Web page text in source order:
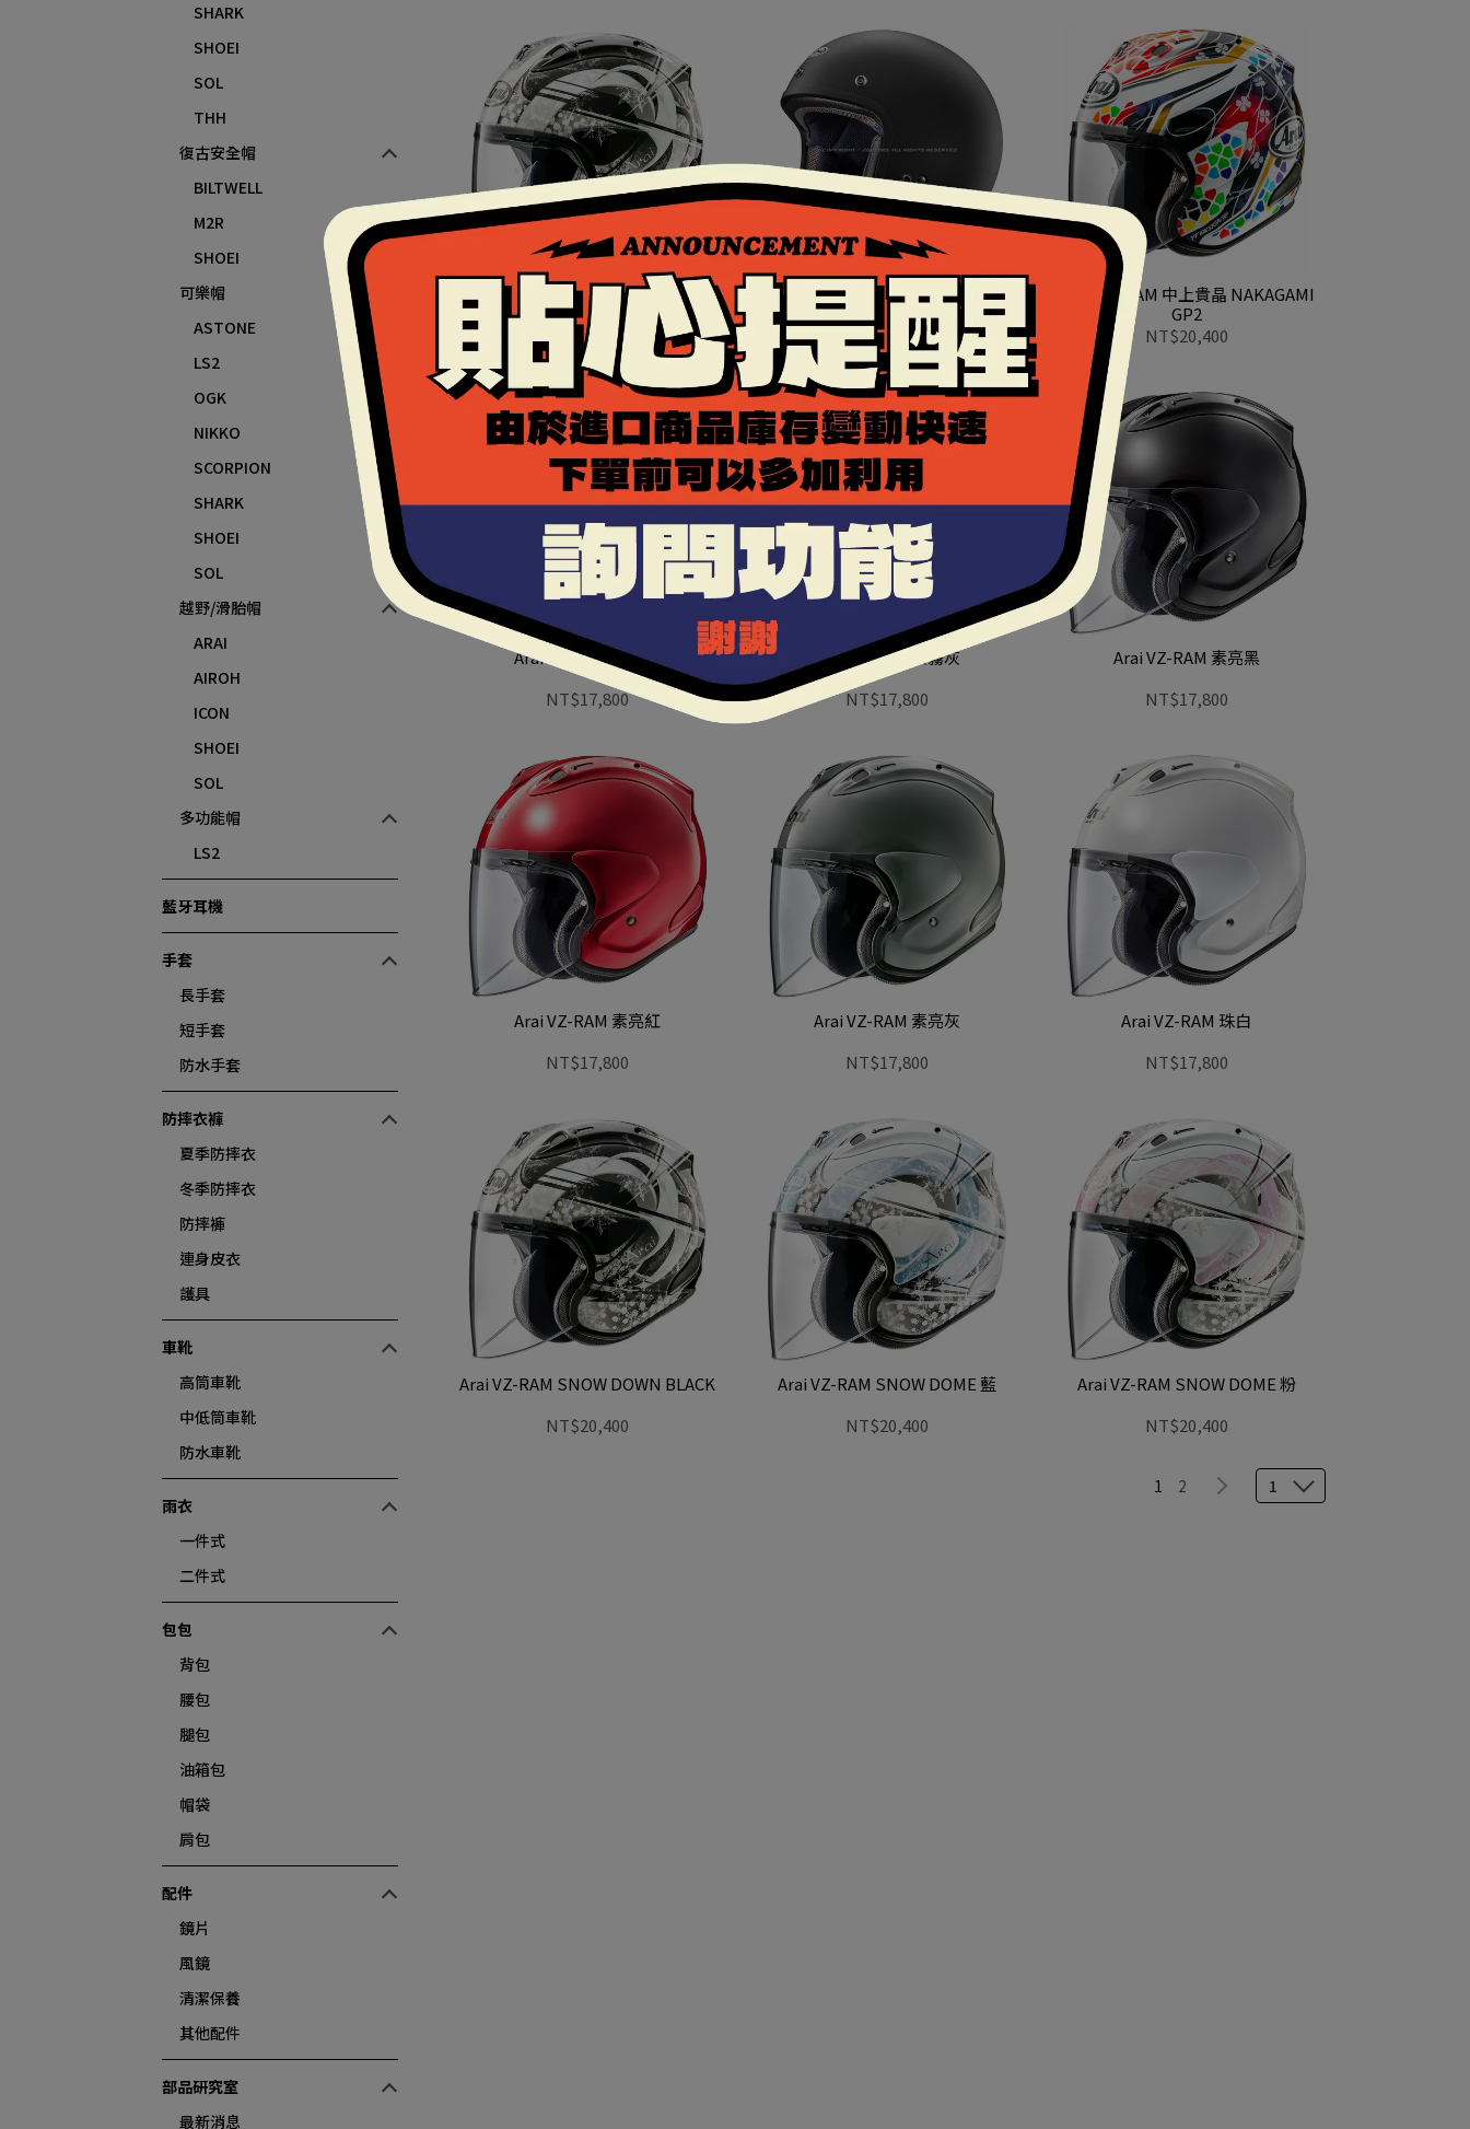
SHARK
SHOEI
SOL
THH
復古安全帽
BILTWELL
M2R
SHOEI
可樂帽
ASTONE
LS2
OGK
NIKKO
SCORPION
SHARK
SHOEI
SOL
越野/滑胎帽
ARAI
AIROH
ICON
SHOEI
SOL
多功能帽
LS2
藍牙耳機
手套
長手套
短手套
防水手套
防摔衣褲
夏季防摔衣
冬季防摔衣
防摔褲
連身皮衣
護具
車靴
高筒車靴
中低筒車靴
防水車靴
雨衣
一件式
二件式
包包
背包
腰包
腿包
油箱包
帽袋
肩包
配件
鏡片
風鏡
清潔保養
其他配件
部品研究室
最新消息
Arai VZ-RAM SNOW DOME 黑
NT$20,400
Arai CLASSIC MOD 。霧黑
NT$10,200
ARAI VZ-RAM 中上貴晶 NAKAGAMI
GP2
NT$20,400
Arai VZ-RAM 素霧黑
NT$17,800
Arai VZ-RAM 素霧灰
NT$17,800
Arai VZ-RAM 素亮黑
NT$17,800
Arai VZ-RAM 素亮紅
NT$17,800
Arai VZ-RAM 素亮灰
NT$17,800
Arai VZ-RAM 珠白
NT$17,800
Arai VZ-RAM SNOW DOWN BLACK
NT$20,400
Arai VZ-RAM SNOW DOME 藍
NT$20,400
Arai VZ-RAM SNOW DOME 粉
NT$20,400
1 2 1